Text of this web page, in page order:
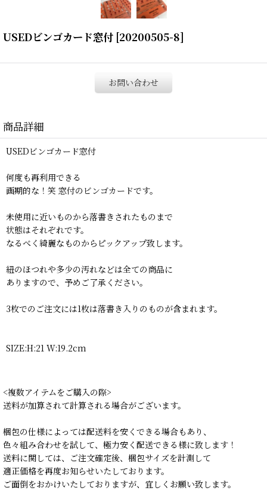
USEDビンゴカード窓付 [20200505-8]
お問い合わせ
商品詳細
USEDビンゴカード窓付
何度も再利用できる
画期的な！笑 窓付のビンゴカードです。
未使用に近いものから落書きされたものまで
状態はそれぞれです。
なるべく綺麗なものからピックアップ致します。
紐のほつれや多少の汚れなどは全ての商品に
ありますので、予めご了承ください。
3枚でのご注文には1枚は落書き入りのものが含まれます。
SIZE:H:21 W:19.2cm
<複数アイテムをご購入の際>
送料が加算されて計算される場合がございます。
梱包の仕様によっては配送料を安くできる場合もあり、
色々組み合わせを試して、極力安く配送できる様に致します！
送料に関しては、ご注文確定後、梱包サイズを計測して
適正価格を再度お知らせいたしております。
ご面倒をおかけいたしておりますが、宜しくお願い致します。